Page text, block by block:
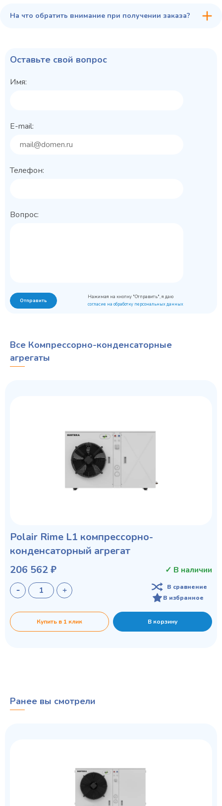
На что обратить внимание при получении заказа?
Оставьте свой вопрос
Имя:
E-mail:
Телефон:
Вопрос:
Отправить
Нажимая на кнопку "Отправить", я даю
согласие на обработку персональных данных
Все Компрессорно-конденсаторные
агрегаты
Polair Rime L1 компрессорно-
конденсаторный агрегат
206 562 ₽
✓ В наличии
В сравнение
В избранное
Купить в 1 клик В корзину
Ранее вы смотрели